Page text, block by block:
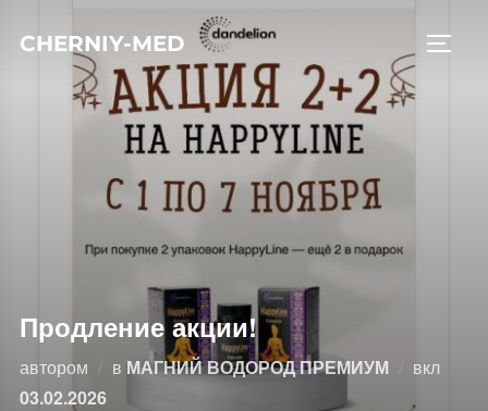
содержимому
CHERNIY-MED
Продление акции!
автором в МАГНИЙ ВОДОРОД ПРЕМИУМ вкл
03.02.2026